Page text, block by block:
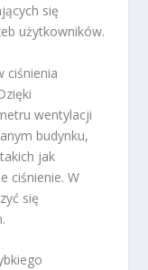
się
użytkowników.
ciśnienia
wentylacji
budynku,
jak
ciśnienie. W
się